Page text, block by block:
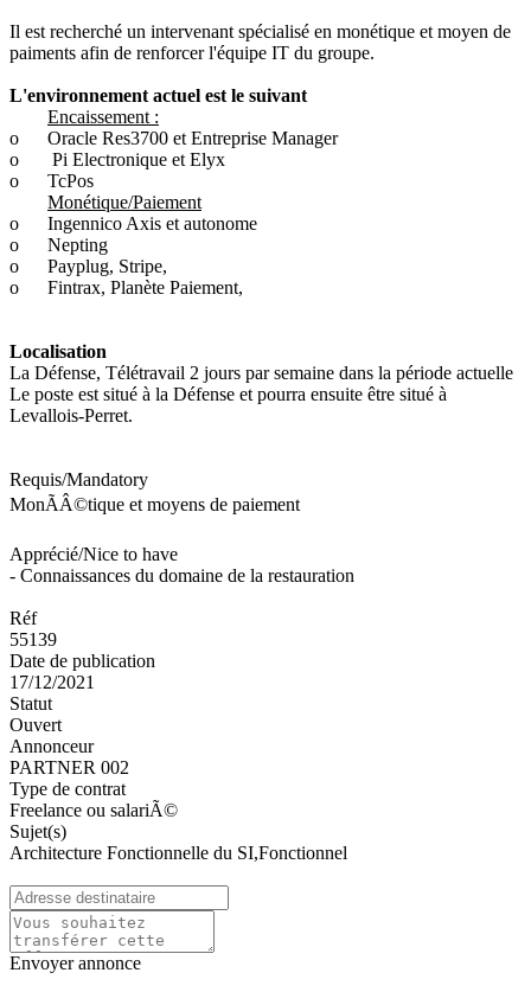
Il est recherché un intervenant spécialisé en monétique et moyen de
paiments afin de renforcer l'équipe IT du groupe.
L'environnement actuel est le suivant
Encaissement :
o
Oracle Res3700 et Entreprise Manager
o
Pi Electronique et Elyx
o
TcPos
Monétique/Paiement
o
Ingennico Axis et autonome
o
Nepting
o
Payplug, Stripe,
o
Fintrax, Planète Paiement,
Localisation
La Défense, Télétravail 2 jours par semaine dans la période actuelle
Le poste est situé à la Défense et pourra ensuite être situé à
Levallois-Perret.
Requis/Mandatory
MonÃÂ©tique et moyens de paiement
Apprécié/Nice to have
- Connaissances du domaine de la restauration
Réf
55139
Date de publication
17/12/2021
Statut
Ouvert
Annonceur
PARTNER 002
Type de contrat
Freelance ou salariÃ©
Sujet(s)
Architecture Fonctionnelle du SI,Fonctionnel
Envoyer annonce